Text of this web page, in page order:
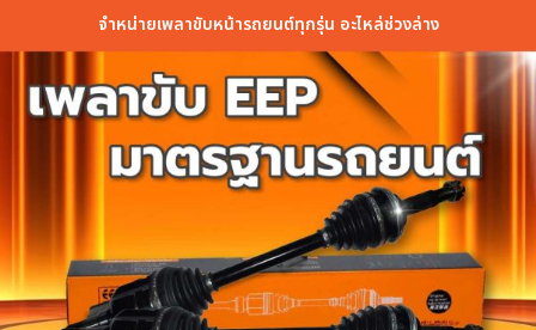
จำหน่ายเพลาขับหน้ารถยนต์ทุกรุ่น อะไหล่ช่วงล่าง